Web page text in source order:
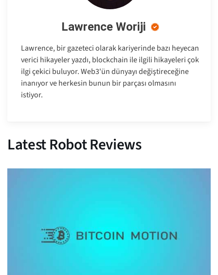
Lawrence Woriji
Lawrence, bir gazeteci olarak kariyerinde bazı heyecan
verici hikayeler yazdı, blockchain ile ilgili hikayeleri çok
ilgi çekici buluyor. Web3'ün dünyayı değiştireceğine
inanıyor ve herkesin bunun bir parçası olmasını
istiyor.
Latest Robot Reviews